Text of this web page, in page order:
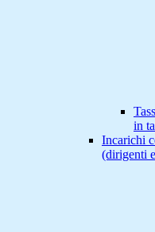
in
Incarichi
(dirigenti